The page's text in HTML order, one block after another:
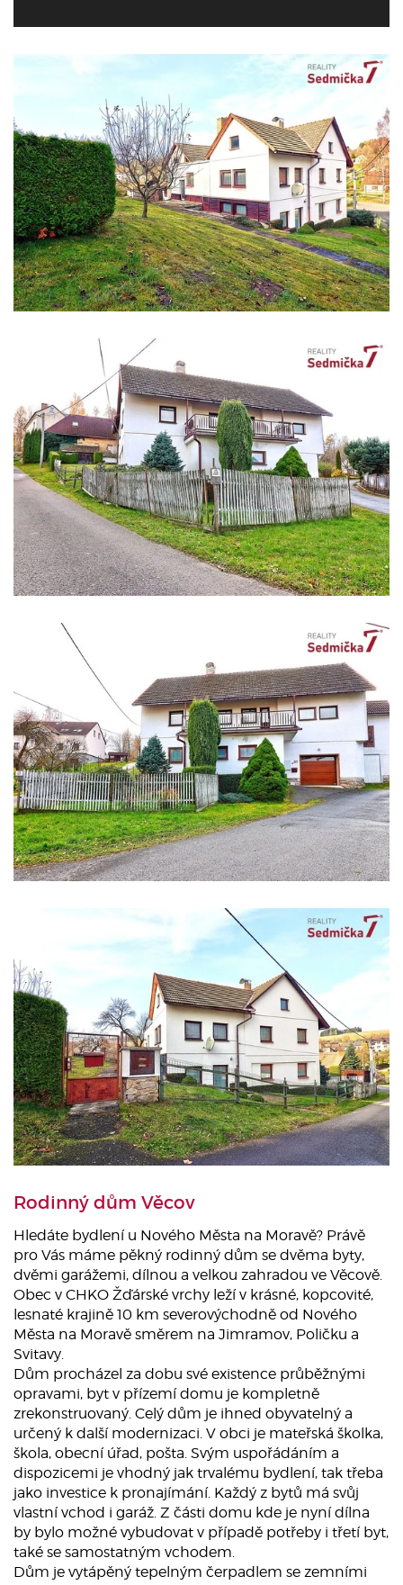
Rodinný dům Věcov
Hledáte bydlení u Nového Města na Moravě? Právě
pro Vás máme pěkný rodinný dům se dvěma byty,
dvěmi garážemi, dílnou a velkou zahradou ve Věcově.
Obec v CHKO Žďárské vrchy leží v krásné, kopcovité,
lesnaté krajině 10 km severovýchodně od Nového
Města na Moravě směrem na Jimramov, Poličku a
Svitavy.
Dům procházel za dobu své existence průběžnými
opravami, byt v přízemí domu je kompletně
zrekonstruovaný. Celý dům je ihned obyvatelný a
určený k další modernizaci. V obci je mateřská školka,
škola, obecní úřad, pošta. Svým uspořádáním a
dispozicemi je vhodný jak trvalému bydlení, tak třeba
jako investice k pronajímání. Každý z bytů má svůj
vlastní vchod i garáž. Z části domu kde je nyní dílna
by bylo možné vybudovat v případě potřeby i třetí byt,
také se samostatným vchodem.
Dům je vytápěný tepelným čerpadlem se zemními